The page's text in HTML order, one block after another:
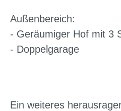
Außenbereich:
- Geräumiger Hof mit 3
- Doppelgarage
Ein weiteres